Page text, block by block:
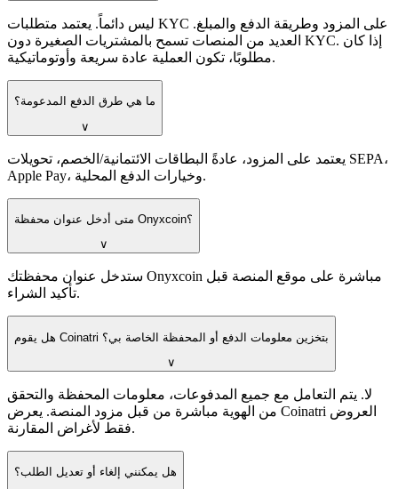
ليس دائماً. يعتمد متطلبات KYC على المزود وطريقة الدفع والمبلغ.
العديد من المنصات تسمح بالمشتريات الصغيرة دون KYC. إذا كان
مطلوبًا، تكون العملية عادة سريعة وأوتوماتيكية.
ما هي طرق الدفع المدعومة؟
∨
يعتمد على المزود، عادةً البطاقات الائتمانية/الخصم، تحويلات SEPA،
Apple Pay، وخيارات الدفع المحلية.
متى أدخل عنوان محفظة Onyxcoin؟
∨
ستدخل عنوان محفظتك Onyxcoin مباشرة على موقع المنصة قبل
تأكيد الشراء.
هل يقوم Coinatri بتخزين معلومات الدفع أو المحفظة الخاصة بي؟
∨
لا. يتم التعامل مع جميع المدفوعات، معلومات المحفظة والتحقق
من الهوية مباشرة من قبل مزود المنصة. يعرض Coinatri العروض
فقط لأغراض المقارنة.
هل يمكنني إلغاء أو تعديل الطلب؟